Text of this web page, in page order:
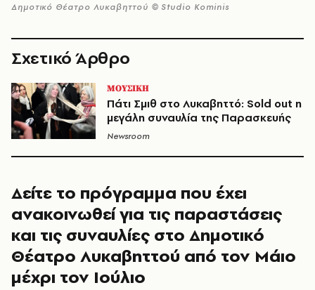
Δημοτικό Θέατρο Λυκαβηττού © Studio Kominis
Σχετικό Άρθρο
ΜΟΥΣΙΚΗ
Πάτι Σμιθ στο Λυκαβηττό: Sold out η
μεγάλη συναυλία της Παρασκευής
Newsroom
Δείτε το πρόγραμμα που έχει
ανακοινωθεί για τις παραστάσεις
και τις συναυλίες στο Δημοτικό
Θέατρο Λυκαβηττού από τον Μάιο
μέχρι τον Ιούλιο